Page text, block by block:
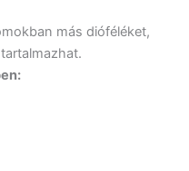
más dióféléket,